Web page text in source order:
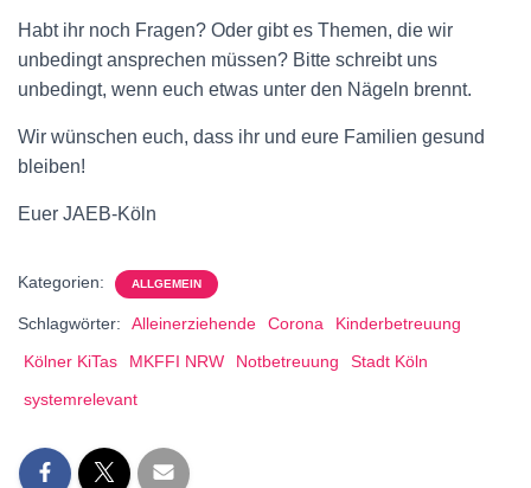
Habt ihr noch Fragen? Oder gibt es Themen, die wir
unbedingt ansprechen müssen? Bitte schreibt uns
unbedingt, wenn euch etwas unter den Nägeln brennt.
Wir wünschen euch, dass ihr und eure Familien gesund
bleiben!
Euer JAEB-Köln
Kategorien: ALLGEMEIN
Schlagwörter: Alleinerziehende Corona
Kinderbetreuung
Kölner KiTas
MKFFI NRW Notbetreuung
Stadt Köln
systemrelevant